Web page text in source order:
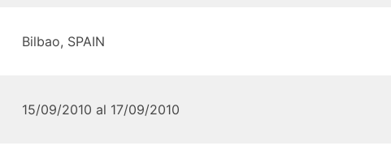
Bilbao, SPAIN
15/09/2010 al 17/09/2010